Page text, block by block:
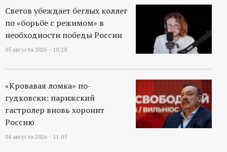
л
Светов убеждает беглых коллег
по «борьбе с режимом» в
необходиости победы России
05 августа 2026 - 10:28
«Кровавая ломка» по-
гудковски: парижский
гастролер вновь хоронит
Россию
04 августа 2026 - 11:05